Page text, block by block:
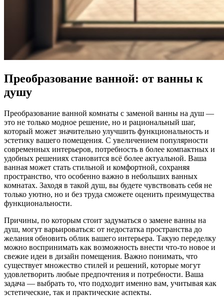
Преобразование ванной: от ванны к
душу
Преобразование ванной комнаты с заменой ванны на душ —
это не только модное решение, но и рациональный шаг,
который может значительно улучшить функциональность и
эстетику вашего помещения. С увеличением популярности
современных интерьеров, потребность в более компактных и
удобных решениях становится всё более актуальной. Ваша
ванная может стать стильной и комфортной, сохраняя
пространство, что особенно важно в небольших ванных
комнатах. Заходя в такой душ, вы будете чувствовать себя не
только уютно, но и без труда сможете оценить преимущества
функциональности.
Причины, по которым стоит задуматься о замене ванны на
душ, могут варьироваться: от недостатка пространства до
желания обновить облик вашего интерьера. Такую переделку
можно воспринимать как возможность внести что-то новое и
свежие идеи в дизайн помещения. Важно понимать, что
существует множество стилей и решений, которые могут
удовлетворить любые предпочтения и потребности. Ваша
задача — выбрать то, что подходит именно вам, учитывая как
эстетические, так и практические аспекты.